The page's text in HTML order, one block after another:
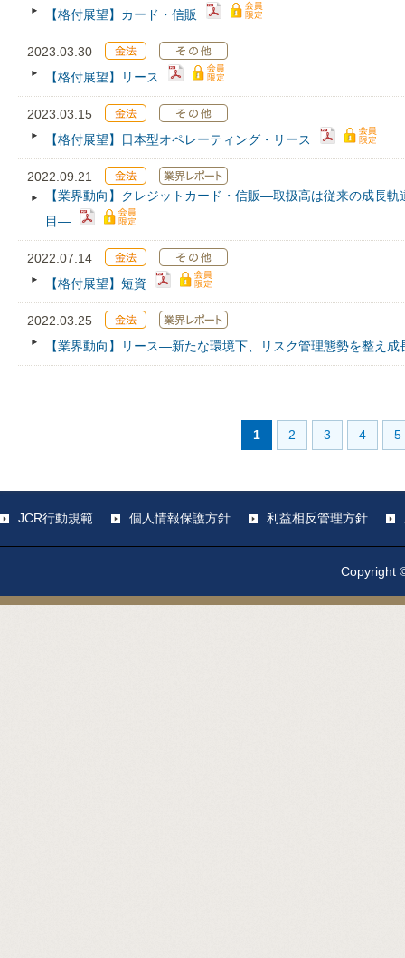
【格付展望】カード・信販
2023.03.30
【格付展望】リース
2023.03.15
【格付展望】日本型オペレーティング・リース
2022.09.21
【業界動向】クレジットカード・信販―取扱高は従来の成長
目―
2022.07.14
【格付展望】短資
2022.03.25
【業界動向】リース―新たな環境下、リスク管理態勢を整え
1 2 3 4 5
JCR行動規範 個人情報保護方針 利益相反管理方針
Copyright